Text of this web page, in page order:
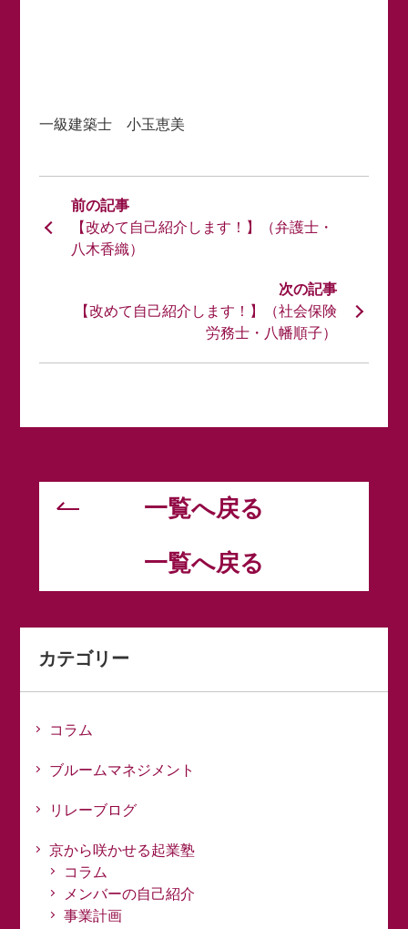
一級建築士 小玉恵美
【改めて自己紹介します！】（弁護士・
八木香織）
【改めて自己紹介します！】（社会保険
労務士・八幡順子）
一覧へ戻る
一覧へ戻る
カテゴリー
コラム
ブルームマネジメント
リレーブログ
京から咲かせる起業塾
コラム
メンバーの自己紹介
事業計画